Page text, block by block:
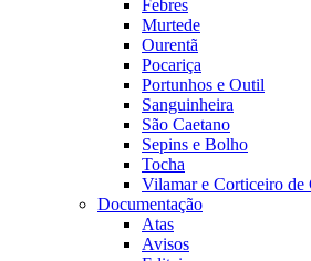
Febres
Murtede
Ourentã
Pocariça
Portunhos e Outil
Sanguinheira
São Caetano
Sepins e Bolho
Tocha
Vilamar e Corticeiro de
Documentação
Atas
Avisos